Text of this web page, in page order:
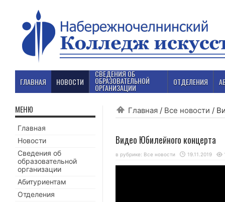
ГЛАВНАЯ НОВОСТИ
СВЕДЕНИЯ ОБ
ОБРАЗОВАТЕЛЬНОЙ
ОРГАНИЗАЦИИ
ОТДЕЛЕНИЯ
Главная / Все новости /
Видео Юбилейного концерта
в рубрике: Все новости 19.11.2019
МЕНЮ
Главная
Новости
Сведения об
образовательной
организации
Абитуриентам
Отделения